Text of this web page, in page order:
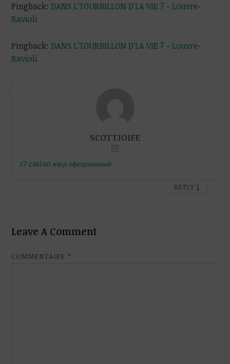
Pingback:DANS L'TOURBILLON D'LA VIE ? - Louvre-
Ravioli
Pingback:DANS L'TOURBILLON D'LA VIE ? - Louvre-
Ravioli
SCOTTJOIFE
r7 casino вход официальный
REPLY ↓
Leave A Comment
COMMENTAIRE*